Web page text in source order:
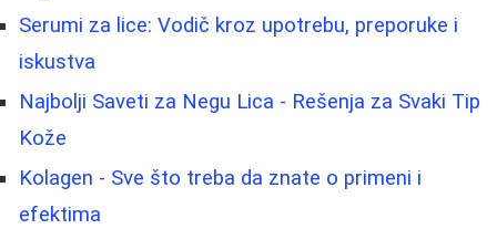
Serumi za lice: Vodič kroz upotrebu, preporuke i
iskustva
Najbolji Saveti za Negu Lica - Rešenja za Svaki Tip
Kože
Kolagen - Sve što treba da znate o primeni i
efektima